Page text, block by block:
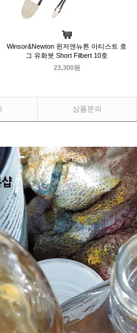
Winsor&Newton 윈저앤뉴튼 아티스트 호
그 유화붓 Short Filbert 10호
23,300원
상품문의